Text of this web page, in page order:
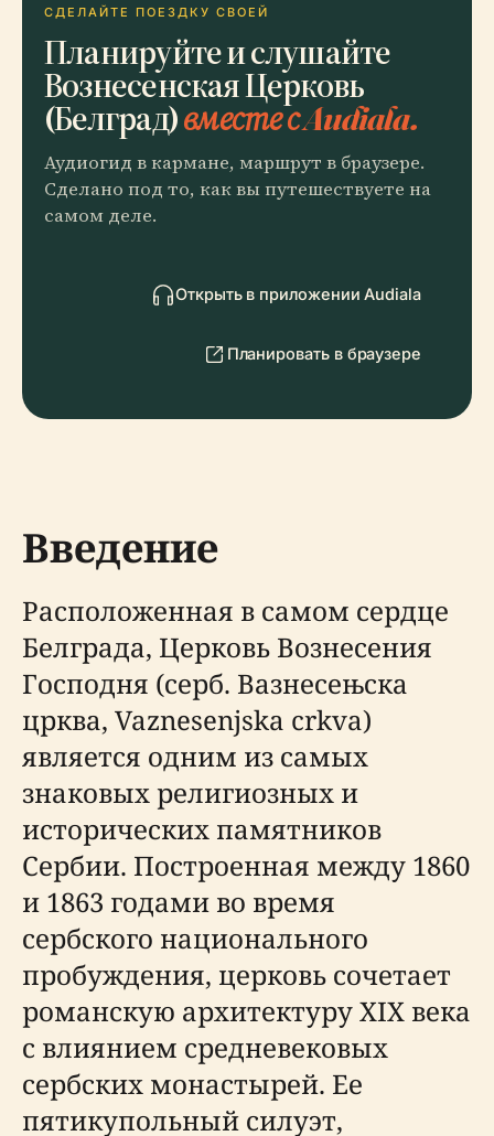
СДЕЛАЙТЕ ПОЕЗДКУ СВОЕЙ
Планируйте и слушайте
Вознесенская Церковь
(Белград)вместе с Audiala.
Аудиогид в кармане, маршрут в браузере.
Сделано под то, как вы путешествуете на
самом деле.
Открыть в приложении Audiala
Планировать в браузере
Введение
Расположенная в самом сердце
Белграда, Церковь Вознесения
Господня (серб. Вазнесењска
црква, Vaznesenjska crkva)
является одним из самых
знаковых религиозных и
исторических памятников
Сербии. Построенная между 1860
и 1863 годами во время
сербского национального
пробуждения, церковь сочетает
романскую архитектуру XIX века
с влиянием средневековых
сербских монастырей. Ее
пятикупольный силуэт,